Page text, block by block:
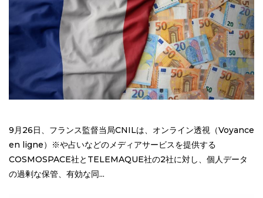
9月26日、フランス監督当局CNILは、オンライン透視（Voyance
en ligne）※や占いなどのメディアサービスを提供する
COSMOSPACE社とTELEMAQUE社の2社に対し、個人データ
の過剰な保管、有効な同...